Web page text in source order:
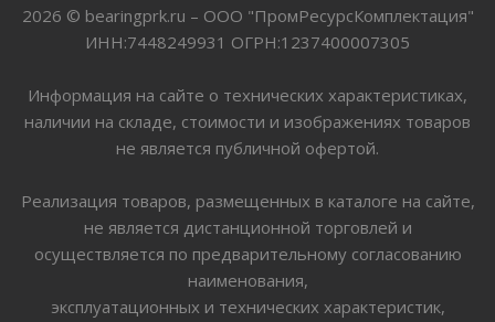
2026 © bearingprk.ru – ООО "ПромРесурсКомплектация"
ИНН:7448249931 ОГРН:1237400007305
Информация на сайте о технических характеристиках,
наличии на складе, стоимости и изображениях товаров
не является публичной офертой.
Реализация товаров, размещенных в каталоге на сайте,
не является дистанционной торговлей и
осуществляется по предварительному согласованию
наименования,
эксплуатационных и технических характеристик,